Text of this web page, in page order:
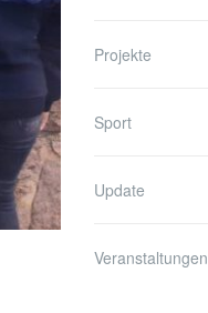
Projekte
Sport
Update
Veranstaltungen